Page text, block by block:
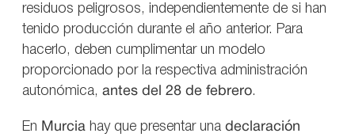
residuos peligrosos, independientemente de si han
tenido producción durante el año anterior. Para
hacerlo, deben cumplimentar un modelo
proporcionado por la respectiva administración
autonómica, antes del 28 de febrero.
En Murcia hay que presentar una declaración